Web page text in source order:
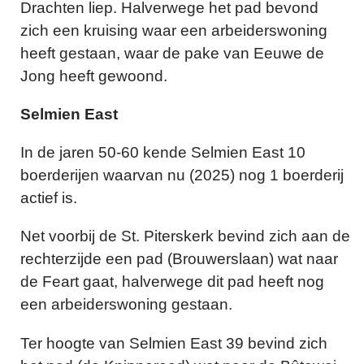
Drachten liep. Halverwege het pad bevond
zich een kruising waar een arbeiderswoning
heeft gestaan, waar de pake van Eeuwe de
Jong heeft gewoond.
Selmien East
In de jaren 50-60 kende Selmien East 10
boerderijen waarvan nu (2025) nog 1 boerderij
actief is.
Net voorbij de St. Piterskerk bevind zich aan de
rechterzijde een pad (Brouwerslaan) wat naar
de Feart gaat, halverwege dit pad heeft nog
een arbeiderswoning gestaan.
Ter hoogte van Selmien East 39 bevind zich